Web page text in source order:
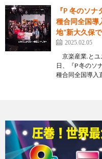
『P 冬のソ
種合同全国導
地”新大久保
2025.02.05
京楽産業.とユ
日、『P 冬のソ
種合同全国導入